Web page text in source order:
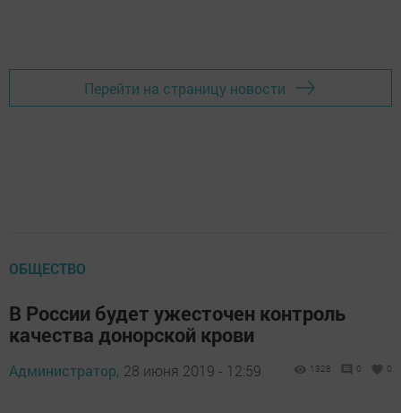
Перейти на страницу новости
ОБЩЕСТВО
В России будет ужесточен контроль
качества донорской крови
Администратор, 28 июня 2019 - 12:59 1328 0 0